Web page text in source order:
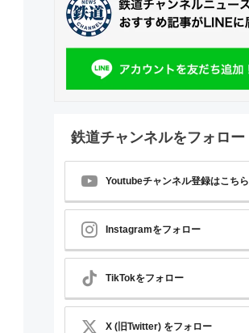
鉄道チャンネルをフォロー
Youtubeチャンネル登録はこちら
Instagramをフォロー
TikTokをフォロー
X (旧Twitter) をフォロー